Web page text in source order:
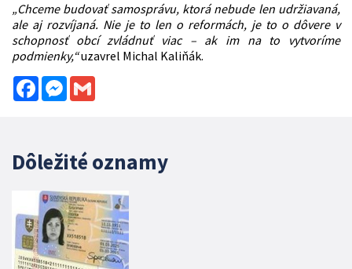
„Chceme budovať samosprávu, ktorá nebude len udržiavaná,
ale aj rozvíjaná. Nie je to len o reformách, je to o dôvere v
schopnosť obcí zvládnuť viac – ak im na to vytvoríme
podmienky,“uzavrel Michal Kaliňák.
FacebookMessenger
Dôležité oznamy